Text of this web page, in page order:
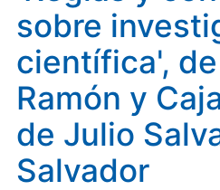
sobre
científica',
Ramón y
de Julio
Salvador